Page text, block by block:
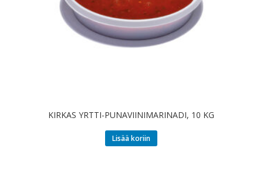
KIRKAS YRTTI-PUNAVIINIMARINADI, 10 KG
Lisää koriin